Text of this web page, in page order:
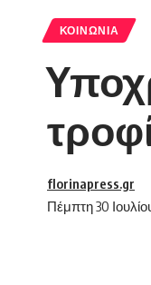
ΚΟΙΝΩΝΊΑ
Πέμπτη 30
florinapress.gr